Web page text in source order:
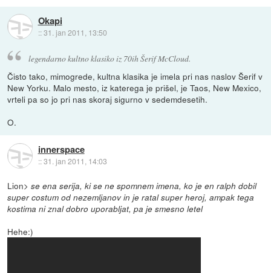
Okapi
::31. jan 2011, 13:50
legendarno kultno klasiko iz 70ih Šerif McCloud.
Čisto tako, mimogrede, kultna klasika je imela pri nas naslov Šerif v
New Yorku. Malo mesto, iz katerega je prišel, je Taos, New Mexico,
vrteli pa so jo pri nas skoraj sigurno v sedemdesetih.
O.
innerspace
::31. jan 2011, 14:03
Lion>se ena serija, ki se ne spomnem imena, ko je en ralph dobil
super costum od nezemljanov in je ratal super heroj, ampak tega
kostima ni znal dobro uporabljat, pa je smesno letel
Hehe:)